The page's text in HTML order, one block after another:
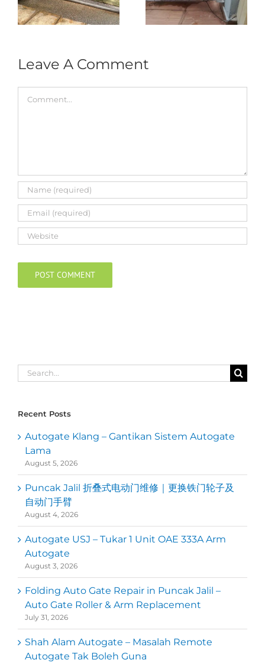
333A Arm
Autogate
Roller & Arm
Replacement
Leave A Comment
Search
for:
Recent Posts
Autogate Klang – Gantikan Sistem Autogate
Lama
August 5, 2026
Puncak Jalil 折叠式电动门维修｜更换铁门轮子及
自动门手臂
August 4, 2026
Autogate USJ – Tukar 1 Unit OAE 333A Arm
Autogate
August 3, 2026
Folding Auto Gate Repair in Puncak Jalil –
Auto Gate Roller & Arm Replacement
July 31, 2026
Shah Alam Autogate – Masalah Remote
Autogate Tak Boleh Guna